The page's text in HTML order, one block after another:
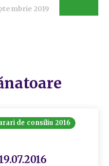
2019
de consiliu 2016